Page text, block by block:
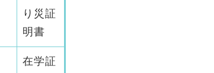
り災証
明書
在学証